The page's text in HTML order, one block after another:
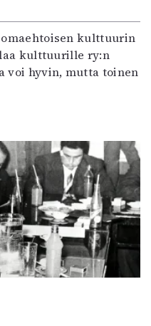
kulttuurin
kulttuurille ry:n
voi hyvin, mutta toinen